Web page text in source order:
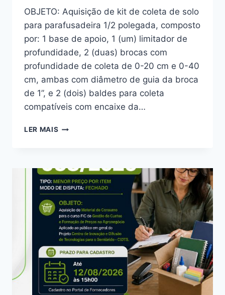
OBJETO: Aquisição de kit de coleta de solo
para parafusadeira 1/2 polegada, composto
por: 1 base de apoio, 1 (um) limitador de
profundidade, 2 (duas) brocas com
profundidade de coleta de 0-20 cm e 0-40
cm, ambas com diâmetro de guia da broca
de 1”, e 2 (dois) baldes para coleta
compatíveis com encaixe da…
LER MAIS